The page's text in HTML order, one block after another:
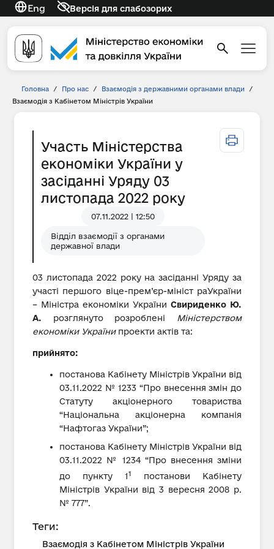
Eng Версія для слабозорих
Головна / Про нас / Взаємодія з державними органами влади
/
Взаємодія з Кабінетом Міністрів України
Участь Міністерства
економіки України у
засіданні Уряду 03
листопада 2022 року
07.11.2022 | 12:50
Відділ взаємодії з органами
державної влади
03 листопада 2022 року на засіданні Уряду за
участі першого віце-прем’єр-мініст раУкраїни
– Міністра економіки України Свириденко Ю.
А. розглянуто розроблені
Міністерством
економіки Українипроекти актів та:
прийнято:
постанова Кабінету Міністрів України від
03.11.2022 № 1233 “Про внесення змін до
Статуту акціонерного товариства
“Національна акціонерна компанія
“Нафтогаз України”;
постанова Кабінету Міністрів України від
03.11.2022 № 1234 “Про внесення зміни
до пункту 11
постанови Кабінету
Міністрів України від 3 вересня 2008 р.
№ 777”.
Теги:
Взаємодія з Кабінетом Міністрів України